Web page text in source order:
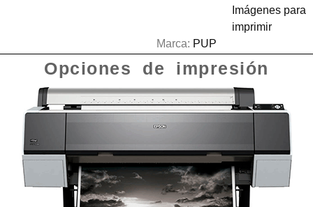
Imágenes para
imprimir
Marca: PUP
Opciones de impresión